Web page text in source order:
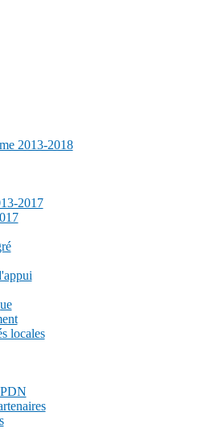
2013-2018
2017
locales